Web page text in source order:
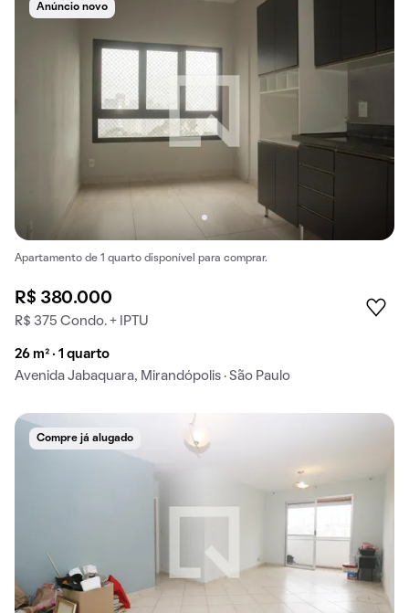
Anúncio novo
Apartamento de 1 quarto disponível para comprar.
R$ 380.000
R$ 375 Condo. + IPTU
26 m² · 1 quarto
Avenida Jabaquara, Mirandópolis · São Paulo
Compre já alugado